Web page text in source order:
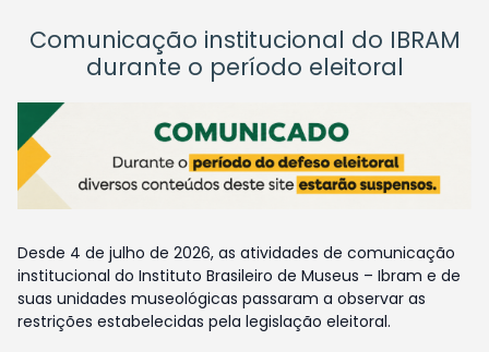
Comunicação institucional do IBRAM
durante o período eleitoral
Desde 4 de julho de 2026, as atividades de comunicação
institucional do Instituto Brasileiro de Museus – Ibram e de
suas unidades museológicas passaram a observar as
restrições estabelecidas pela legislação eleitoral.